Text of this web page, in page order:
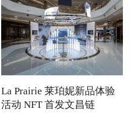
La Prairie 莱珀妮新品体验
活动 NFT 首发文昌链